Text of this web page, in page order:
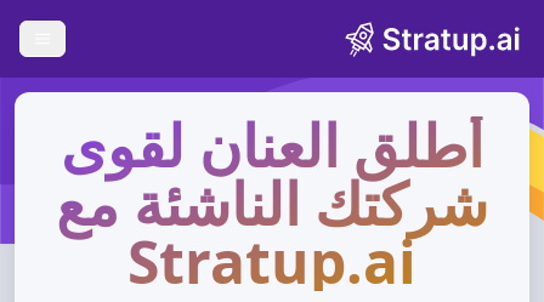
أطلق العنان لقوى
شركتك الناشئة مع
Stratup.ai